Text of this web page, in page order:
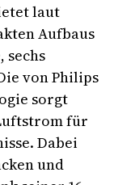
laut
Aufbaus
sechs
von Philips
sorgt
für
Dabei
und